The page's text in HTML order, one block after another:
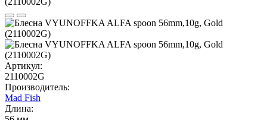
Артикул:
2110002G
Производитель:
Mad Fish
Длина: